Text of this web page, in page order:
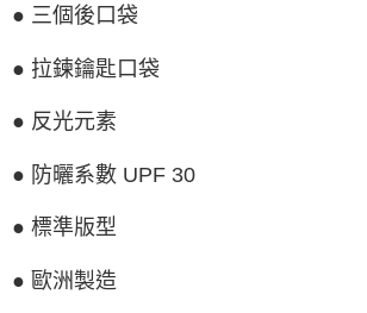
● 三個後口袋
● 拉鍊鑰匙口袋
● 反光元素
● 防曬系數 UPF 30
● 標準版型
● 歐洲製造